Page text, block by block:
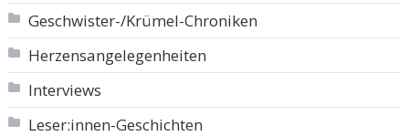
Geschwister-/Krümel-Chroniken
Herzensangelegenheiten
Interviews
Leser:innen-Geschichten